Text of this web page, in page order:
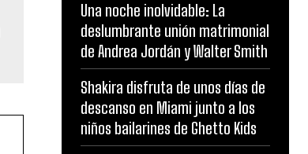
Una noche inolvidable: La
deslumbrante unión matrimonial
de Andrea Jordán y Walter Smith
Shakira disfruta de unos días de
descanso en Miami junto a los
niños bailarines de Ghetto Kids